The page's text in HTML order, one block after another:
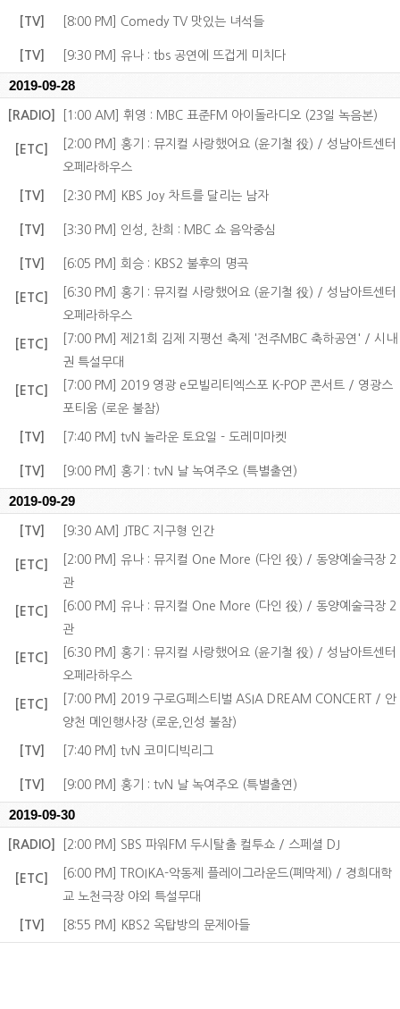
[TV] [8:00 PM] Comedy TV 맛있는 녀석들
[TV] [9:30 PM] 유나 : tbs 공연에 뜨겁게 미치다
2019-09-28
[RADIO] [1:00 AM] 휘영 : MBC 표준FM 아이돌라디오 (23일 녹음본)
[ETC]
[2:00 PM] 홍기 : 뮤지컬 사랑했어요 (윤기철 役) / 성남아트센터
오페라하우스
[TV] [2:30 PM] KBS Joy 차트를 달리는 남자
[TV] [3:30 PM] 인성, 찬희 : MBC 쇼 음악중심
[TV] [6:05 PM] 회승 : KBS2 불후의 명곡
[ETC]
[6:30 PM] 홍기 : 뮤지컬 사랑했어요 (윤기철 役) / 성남아트센터
오페라하우스
[ETC]
[7:00 PM] 제21회 김제 지평선 축제 '전주MBC 축하공연' / 시내
권 특설무대
[ETC]
[7:00 PM] 2019 영광 e모빌리티엑스포 K-POP 콘서트 / 영광스
포티움 (로운 불참)
[TV] [7:40 PM] tvN 놀라운 토요일 - 도레미마켓
[TV] [9:00 PM] 홍기 : tvN 날 녹여주오 (특별출연)
2019-09-29
[TV] [9:30 AM] JTBC 지구형 인간
[ETC]
[2:00 PM] 유나 : 뮤지컬 One More (다인 役) / 동양예술극장 2
관
[ETC]
[6:00 PM] 유나 : 뮤지컬 One More (다인 役) / 동양예술극장 2
관
[ETC]
[6:30 PM] 홍기 : 뮤지컬 사랑했어요 (윤기철 役) / 성남아트센터
오페라하우스
[ETC]
[7:00 PM] 2019 구로G페스티벌 ASIA DREAM CONCERT / 안
양천 메인행사장 (로운,인성 불참)
[TV] [7:40 PM] tvN 코미디빅리그
[TV] [9:00 PM] 홍기 : tvN 날 녹여주오 (특별출연)
2019-09-30
[RADIO] [2:00 PM] SBS 파워FM 두시탈출 컬투쇼 / 스페셜 DJ
[ETC]
[6:00 PM] TROIKA-악동제 플레이그라운드(폐막제) / 경희대학
교 노천극장 야외 특설무대
[TV] [8:55 PM] KBS2 옥탑방의 문제아들